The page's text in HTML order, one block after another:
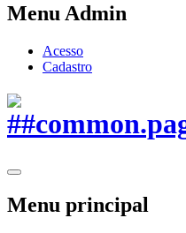
Menu Admin
Acesso
Cadastro
Menu principal